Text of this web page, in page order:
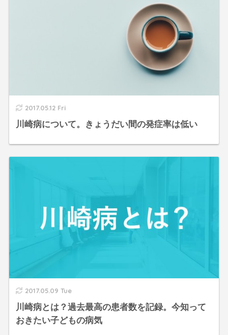
2017.05.12 Fri
川崎病について。きょうだい間の発症率は低い
2017.05.09 Tue
川崎病とは？過去最高の患者数を記録。今知って
おきたい子どもの病気